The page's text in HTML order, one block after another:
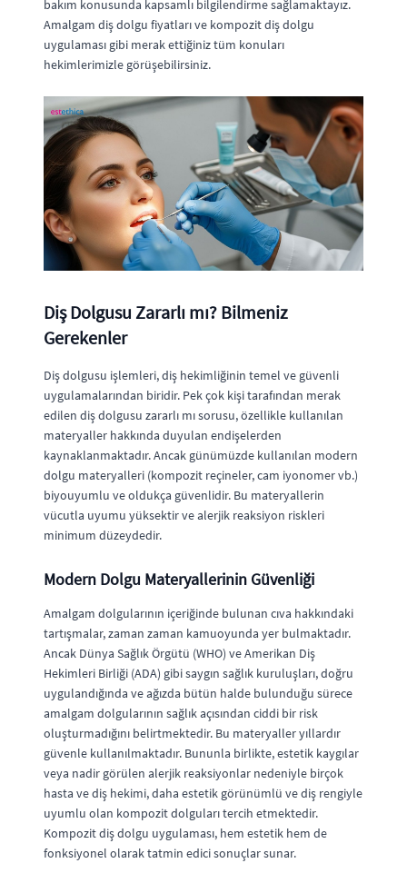
bakım konusunda kapsamlı bilgilendirme sağlamaktayız.
Amalgam diş dolgu fiyatları ve kompozit diş dolgu
uygulaması gibi merak ettiğiniz tüm konuları
hekimlerimizle görüşebilirsiniz.
Diş Dolgusu Zararlı mı? Bilmeniz
Gerekenler
Diş dolgusu işlemleri, diş hekimliğinin temel ve güvenli
uygulamalarından biridir. Pek çok kişi tarafından merak
edilen diş dolgusu zararlı mı sorusu, özellikle kullanılan
materyaller hakkında duyulan endişelerden
kaynaklanmaktadır. Ancak günümüzde kullanılan modern
dolgu materyalleri (kompozit reçineler, cam iyonomer vb.)
biyouyumlu ve oldukça güvenlidir. Bu materyallerin
vücutla uyumu yüksektir ve alerjik reaksiyon riskleri
minimum düzeydedir.
Modern Dolgu Materyallerinin Güvenliği
Amalgam dolgularının içeriğinde bulunan cıva hakkındaki
tartışmalar, zaman zaman kamuoyunda yer bulmaktadır.
Ancak Dünya Sağlık Örgütü (WHO) ve Amerikan Diş
Hekimleri Birliği (ADA) gibi saygın sağlık kuruluşları, doğru
uygulandığında ve ağızda bütün halde bulunduğu sürece
amalgam dolgularının sağlık açısından ciddi bir risk
oluşturmadığını belirtmektedir. Bu materyaller yıllardır
güvenle kullanılmaktadır. Bununla birlikte, estetik kaygılar
veya nadir görülen alerjik reaksiyonlar nedeniyle birçok
hasta ve diş hekimi, daha estetik görünümlü ve diş rengiyle
uyumlu olan kompozit dolguları tercih etmektedir.
Kompozit diş dolgu uygulaması, hem estetik hem de
fonksiyonel olarak tatmin edici sonuçlar sunar.